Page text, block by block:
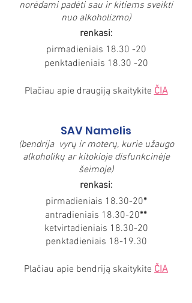
norėdami padėti sau ir kitiems sveikti
nuo alkoholizmo)
renkasi:
pirmadieniais 18.30 -20
penktadieniais 18.30 -20
Plačiau apie draugiją skaitykiteČIA
SAV Namelis
(bendrija vyrų ir moterų, kurie užaugo
alkoholikų ar kitokioje disfunkcinėje
šeimoje)
renkasi:
pirmadieniais 18.30-20*
antradieniais 18.30-20**
ketvirtadieniais 18.30-20
penktadieniais 18-19.30
Plačiau apie bendriją skaitykite ČIA